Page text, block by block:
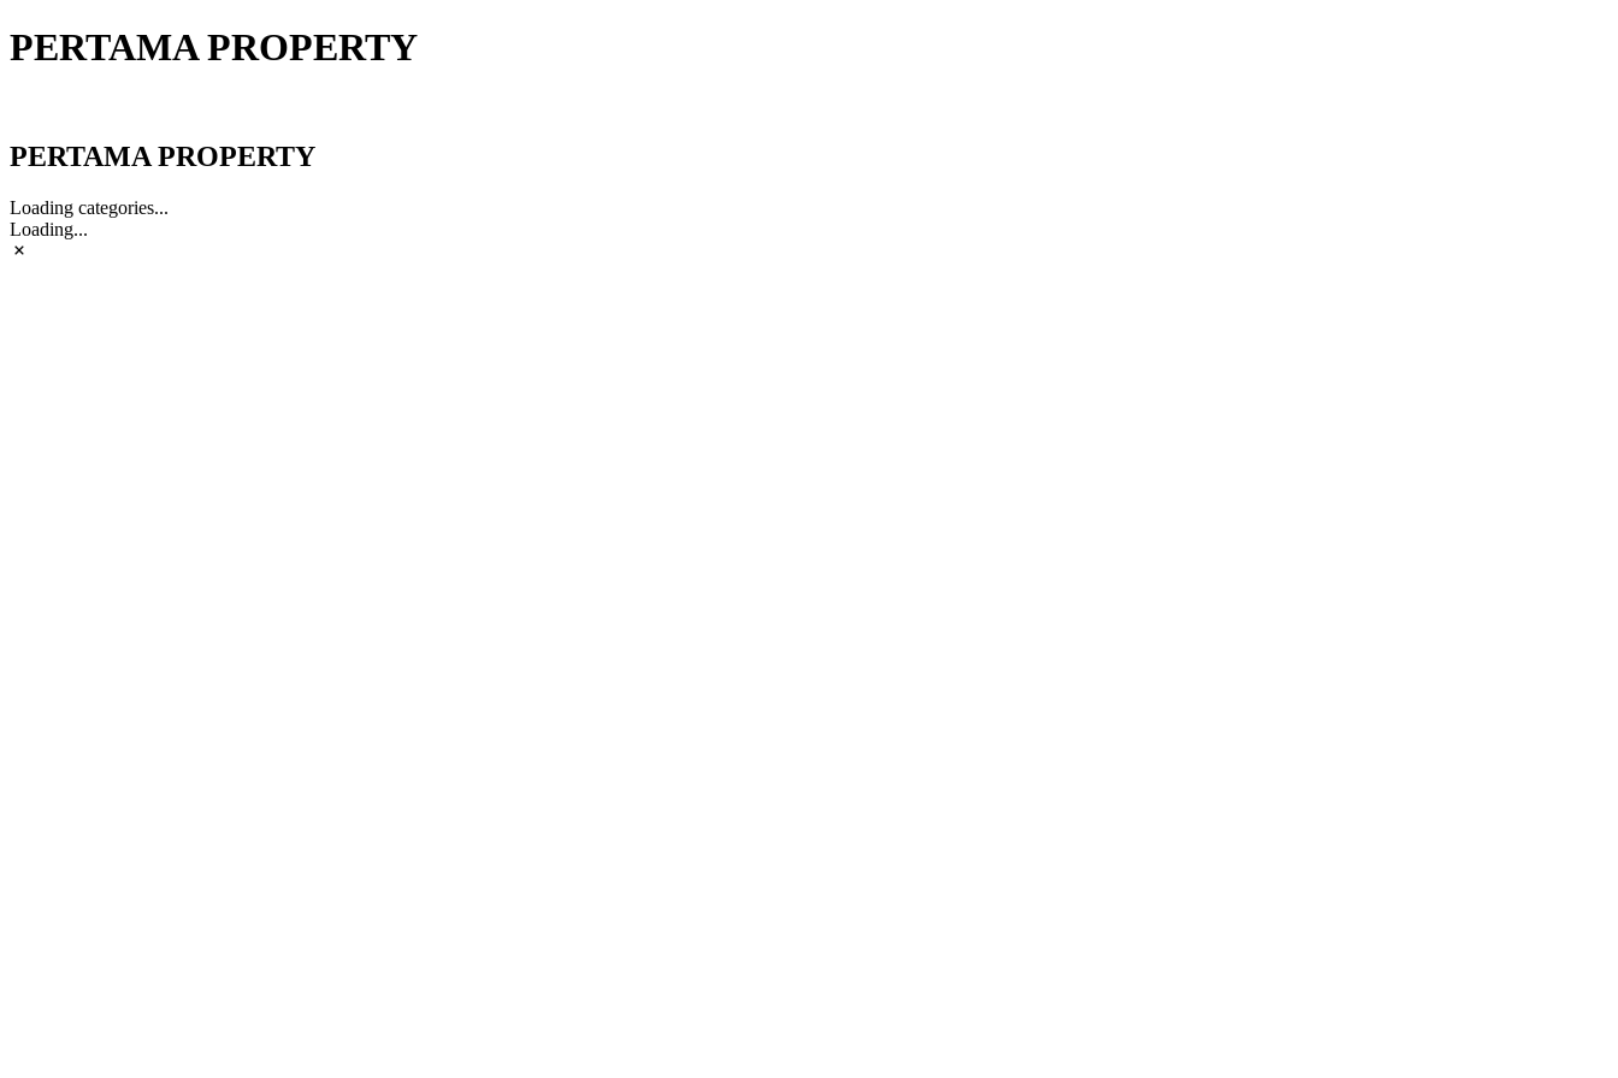
PERTAMA PROPERTY
PERTAMA PROPERTY
Loading categories...
Loading...